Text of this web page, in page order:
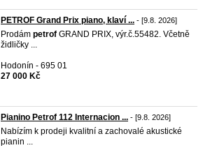
PETROF Grand Prix piano, klaví ... - [9.8. 2026]
Prodám petrof GRAND PRIX, výr.č.55482. Včetně
židličky ...
Hodonín - 695 01
27 000 Kč
Pianino Petrof 112 Internacion ... - [9.8. 2026]
Nabízím k prodeji kvalitní a zachovalé akustické
pianin ...